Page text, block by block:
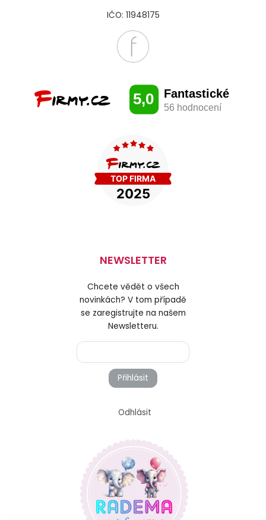
IČO: 11948175
NEWSLETTER
Chcete vědět o všech
novinkách? V tom případě
se zaregistrujte na našem
Newsletteru.
Přihlásit
Odhlásit